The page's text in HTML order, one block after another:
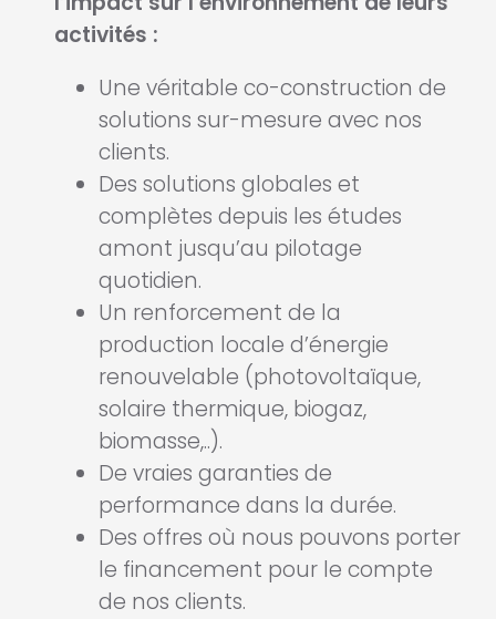
activités :
Une véritable co-construction de
solutions sur-mesure avec nos
clients.
Des solutions globales et
complètes depuis les études
amont jusqu’au pilotage
quotidien.
Un renforcement de la
production locale d’énergie
renouvelable (photovoltaïque,
solaire thermique, biogaz,
biomasse,..).
De vraies garanties de
performance dans la durée.
Des offres où nous pouvons porter
le financement pour le compte
de nos clients.